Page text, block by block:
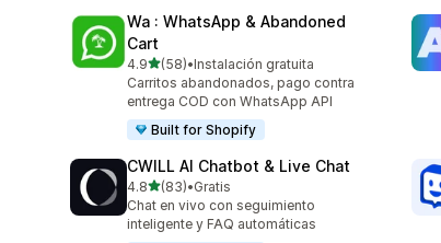
Wa : WhatsApp & Abandoned
Cart
4.9de 5 estrellas
(58)
58 reseñas en total
•Instalación gratuita
Carritos abandonados, pago contra
entrega COD con WhatsApp API
Built for Shopify
CWILL AI Chatbot & Live Chat
4.8de 5 estrellas
(83)
83 reseñas en total
•Gratis
Chat en vivo con seguimiento
inteligente y FAQ automáticas